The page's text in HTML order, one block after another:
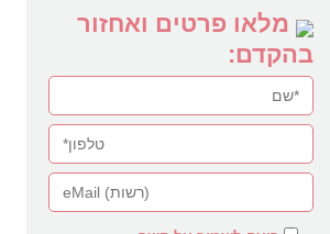
מלאו פרטים ואחזור
בהקדם: